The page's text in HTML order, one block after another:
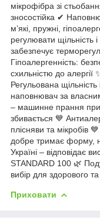
мікрофібра зі
зносостійка ✔
м’які, пружні,
регулювати щільність
забезпечує
Гіпоалергенність:
схильністю до
Регульована
наповнювач за
– машинне прання
збивається 💙
плісняви та мікробів
добре тримає форму,
Україні – відповідає
STANDARD 100 🌿
вибір для здорового
Приховати